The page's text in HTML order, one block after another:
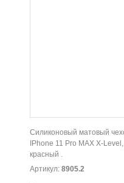
Силиконовый матовый
IPhone 11 Pro MAX X-
красный .
Артикул: 8905.2